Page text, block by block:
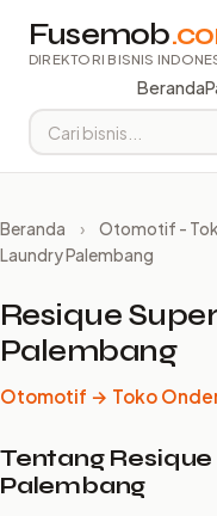
Fusemob
DIREKTORI BISNIS
Beranda
Beranda › Otomotif -
Laundry Palembang
Resique
Palembang
Otomotif → Toko
Tentang
Palembang